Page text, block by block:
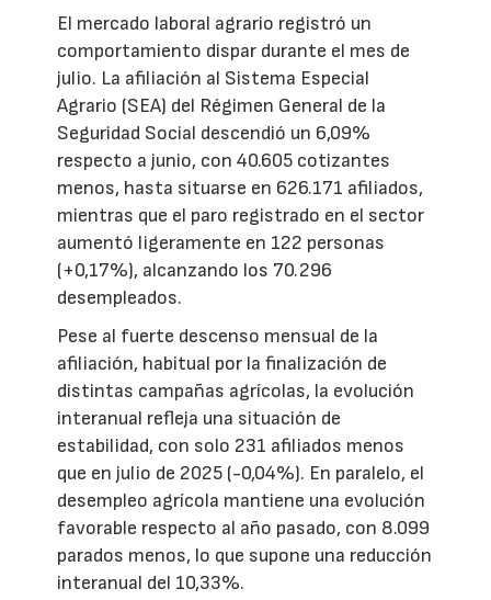
El mercado laboral agrario registró un
comportamiento dispar durante el mes de
julio. La afiliación al Sistema Especial
Agrario (SEA) del Régimen General de la
Seguridad Social descendió un 6,09%
respecto a junio, con 40.605 cotizantes
menos, hasta situarse en 626.171 afiliados,
mientras que el paro registrado en el sector
aumentó ligeramente en 122 personas
(+0,17%), alcanzando los 70.296
desempleados.
Pese al fuerte descenso mensual de la
afiliación, habitual por la finalización de
distintas campañas agrícolas, la evolución
interanual refleja una situación de
estabilidad, con solo 231 afiliados menos
que en julio de 2025 (-0,04%). En paralelo, el
desempleo agrícola mantiene una evolución
favorable respecto al año pasado, con 8.099
parados menos, lo que supone una reducción
interanual del 10,33%.